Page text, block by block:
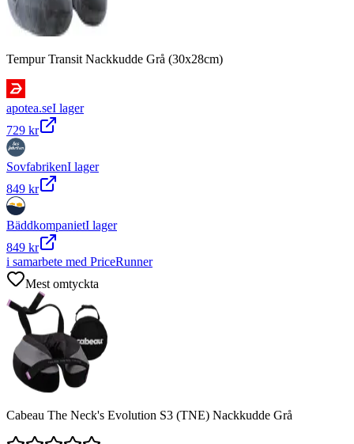
Tempur Transit Nackkudde Grå (30x28cm)
apotea.seI lager
729 kr
SovfabrikenI lager
849 kr
BäddkompanietI lager
849 kr
i samarbete med PriceRunner
Mest omtyckta
Cabeau The Neck's Evolution S3 (TNE) Nackkudde Grå